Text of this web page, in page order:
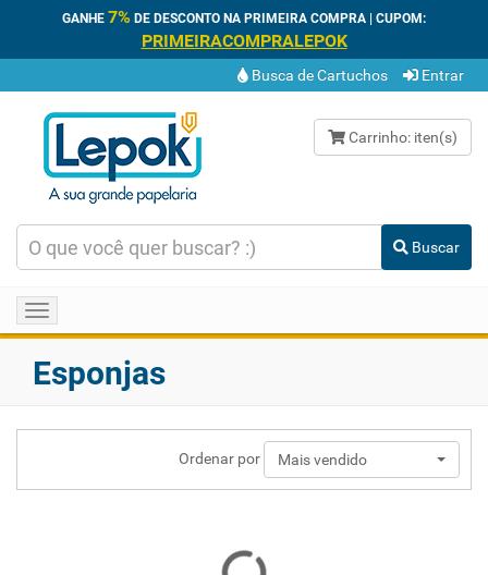
GANHE 7% DE DESCONTO NA PRIMEIRA COMPRA | CUPOM:
PRIMEIRACOMPRALEPOK
Busca de Cartuchos Entrar
Carrinho: iten(s)
Buscar
Toggle
navigation
Esponjas
Ordenar por Mais vendido